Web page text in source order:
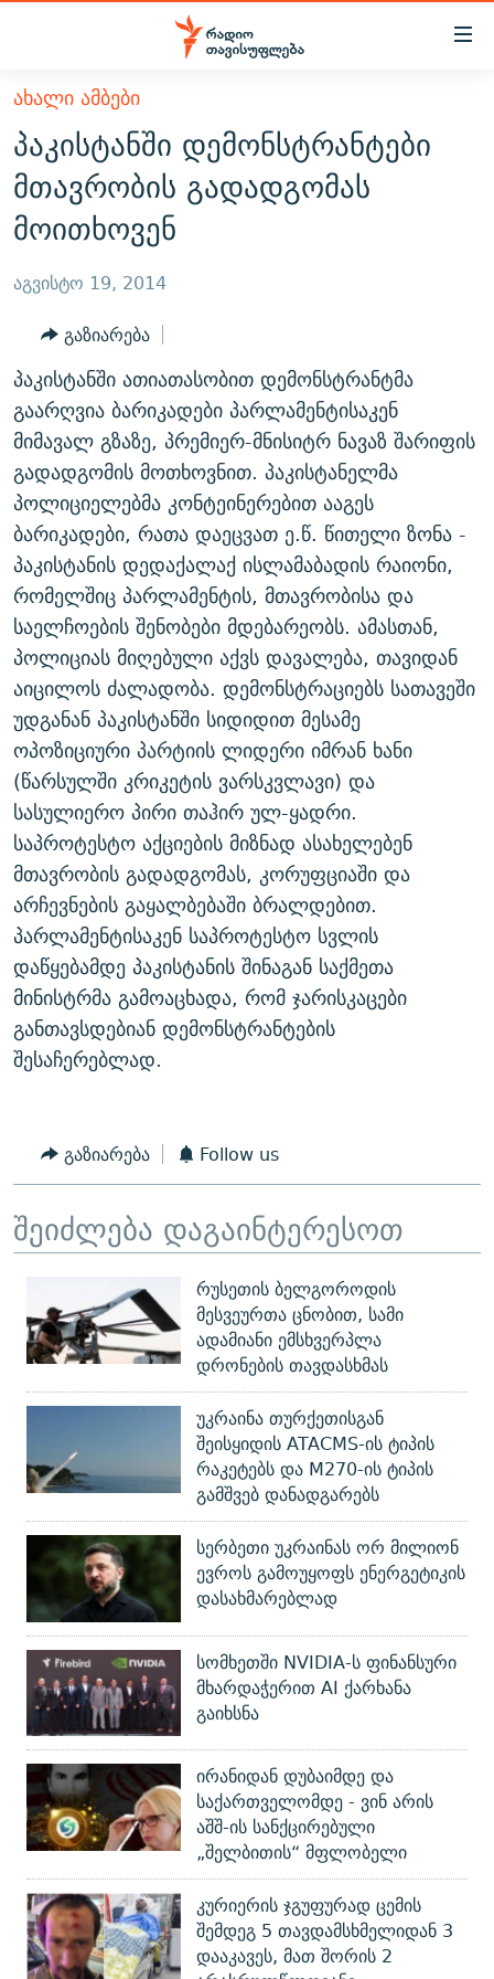
Accessibility
მთავარ
შინაარსზე
დაბრუნება
მთავარ
ნავიგაციაზე
დაბრუნება
ძიებაზე
ᲐᲮᲐᲚᲘ ᲐᲛᲑᲔᲑᲘ
ᲗᲔᲛᲔᲑᲘ
ᲞᲝᲚᲘᲢᲘᲙᲐ
ᲔᲙᲝᲜᲝᲛᲘᲙᲐ
ᲡᲐᲖᲝᲒᲐᲓᲝᲔᲑᲐ
ᲕᲘᲓᲔᲝ
ᲑᲚᲝᲒᲔᲑᲘ
ᲞᲝᲓᲙᲐᲡᲢᲔᲑᲘ
60 ᲓᲔᲪᲘᲑᲔᲚᲘ
ᲒᲐᲜᲙᲘᲗᲮᲕᲘᲡ ᲓᲦᲔ
ᲓᲘᲚᲘᲡ ᲡᲐᲣᲑᲠᲔᲑᲘ
ᲛᲝᲚᲐᲞᲐᲠᲐᲙᲔ ᲢᲔᲥᲡᲢᲔᲑᲘ
ᲨᲘᲜ - ᲣᲪᲮᲝᲔᲗᲨᲘ
ᲚᲘᲢᲔᲠᲐᲢᲣᲠᲣᲚᲘ ᲬᲐᲮᲜᲐᲒᲔᲑᲘ
ᲐᲛᲔᲠᲘᲙᲣᲚᲘ ᲛᲝᲗᲮᲠᲝᲑᲐ
ᲘᲛᲞᲔᲠᲘᲐ ᲓᲐ ᲠᲐᲓᲘᲝ
ᲤᲔᲜᲝᲕᲐᲜᲘ - 2.10
ᲗᲥᲕᲔᲜᲘ ᲞᲣᲑᲚᲘᲙᲐᲪᲘᲔᲑᲘ
ᲞᲠᲝᲔᲥᲢᲔᲑᲘ
ᲣᲙᲠᲐᲘᲜᲐᲨᲘ ᲓᲐᲦᲣᲞᲣᲚᲘ ᲥᲐᲠᲗᲕᲔᲚᲘ ᲛᲔᲑᲠᲫᲝᲚᲔᲑᲘ - 2022
ᲓᲐᲛᲝᲣᲙᲘᲓᲔᲑᲚᲝᲑᲘᲡ 100 ᲬᲔᲚᲘ
ᲩᲔᲛᲘ ᲡᲘᲙᲕᲓᲘᲚᲘᲡ ᲛᲘᲖᲔᲖᲘᲐ COVID-19
11 ᲬᲔᲚᲘ - 11 ᲐᲛᲑᲐᲕᲘ
ᲡᲐᲞᲐᲠᲚᲐᲛᲔᲜᲢᲝ ᲐᲠᲩᲔᲕᲜᲔᲑᲘᲡ ᲘᲡᲢᲝᲠᲘᲐ
ᲑᲐᲕᲨᲕᲔᲑᲘ ᲞᲠᲝᲡᲢᲘᲢᲣᲪᲘᲐᲨᲘ - ᲐᲛᲝᲣᲗᲥᲛᲔᲚᲘ ᲐᲛᲑᲐᲕᲘ
5 ᲐᲛᲑᲐᲕᲘ - 20 ᲘᲕᲜᲘᲡᲡ ᲓᲐᲨᲐᲕᲔᲑᲣᲚᲔᲑᲘ
ᲐᲒᲕᲘᲡᲢᲝᲡ ᲝᲛᲘ
ПРИВЕТ ᲙᲣᲚᲢᲣᲠᲐ
ЭХО КАВКАЗА
ᲒᲐᲛᲝᲘᲬᲔᲠᲔ
რთე/რთ-ის ყველა საიტი
ᲐᲮᲐᲚᲘ ᲐᲛᲑᲔᲑᲘ
პაკისტანში დემონსტრანტები
მთავრობის გადადგომას
მოითხოვენ
აგვისტო 19, 2014
გაზიარება
პაკისტანში ათიათასობით დემონსტრანტმა
გაარღვია ბარიკადები პარლამენტისაკენ
მიმავალ გზაზე, პრემიერ-მნისიტრ ნავაზ შარიფის
გადადგომის მოთხოვნით. პაკისტანელმა
პოლიციელებმა კონტეინერებით ააგეს
ბარიკადები, რათა დაეცვათ ე.წ. წითელი ზონა -
პაკისტანის დედაქალაქ ისლამაბადის რაიონი,
რომელშიც პარლამენტის, მთავრობისა და
საელჩოების შენობები მდებარეობს. ამასთან,
პოლიციას მიღებული აქვს დავალება, თავიდან
აიცილოს ძალადობა. დემონსტრაციებს სათავეში
უდგანან პაკისტანში სიდიდით მესამე
ოპოზიციური პარტიის ლიდერი იმრან ხანი
(წარსულში კრიკეტის ვარსკვლავი) და
სასულიერო პირი თაჰირ ულ-ყადრი.
საპროტესტო აქციების მიზნად ასახელებენ
მთავრობის გადადგომას, კორუფციაში და
არჩევნების გაყალბებაში ბრალდებით.
პარლამენტისაკენ საპროტესტო სვლის
დაწყებამდე პაკისტანის შინაგან საქმეთა
მინისტრმა გამოაცხადა, რომ ჯარისკაცები
განთავსდებიან დემონსტრანტების
შესაჩერებლად.
გაზიარება Follow us
შეიძლება დაგაინტერესოთ
რუსეთის ბელგოროდის
მესვეურთა ცნობით, სამი
ადამიანი ემსხვერპლა
დრონების თავდასხმას
უკრაინა თურქეთისგან
შეისყიდის ATACMS-ის ტიპის
რაკეტებს და M270-ის ტიპის
გამშვებ დანადგარებს
სერბეთი უკრაინას ორ მილიონ
ევროს გამოუყოფს ენერგეტიკის
დასახმარებლად
სომხეთში NVIDIA-ს ფინანსური
მხარდაჭერით AI ქარხანა
გაიხსნა
ირანიდან დუბაიმდე და
საქართველომდე - ვინ არის
აშშ-ის სანქცირებული
„შელბითის“ მფლობელი
კურიერის ჯგუფურად ცემის
შემდეგ 5 თავდამსხმელიდან 3
დააკავეს, მათ შორის 2